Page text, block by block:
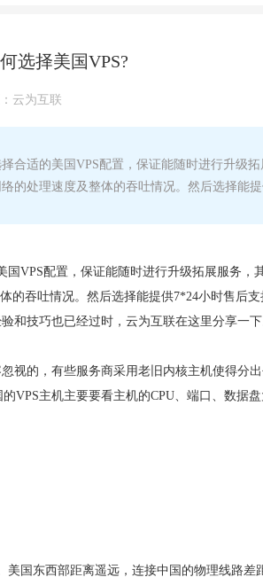
选择美国VPS?
云为互联
合适的美国VPS配置，保证能随时进行升级拓
的处理速度及整体的吞吐情况。然后选择能
国VPS配置，保证能随时进行升级拓展服务，
的吞吐情况。然后选择能提供7*24小时售后
和技巧也已经过时，云为互联在这里分享一下
视的，有些服务商采用老旧内核主机使得分
VPS主机主要要看主机的CPU、端口、数据
国东西部距离遥远，连接中国的物理线路差